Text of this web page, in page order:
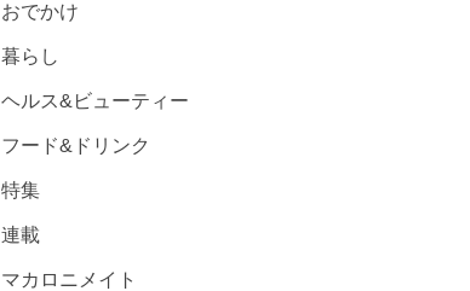
おでかけ
暮らし
ヘルス&ビューティー
フード&ドリンク
特集
連載
マカロニメイト